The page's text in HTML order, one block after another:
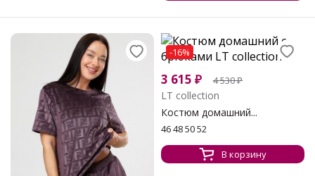
-16%
3 615 ₽ 4 530₽
LT collection
Костюм домашний...
46 48 50 52
В корзину